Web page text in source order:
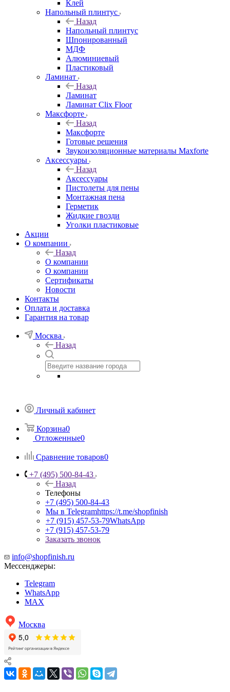
Клей
Напольный плинтус
Назад
Напольный плинтус
Шпонированный
МДФ
Алюминиевый
Пластиковый
Ламинат
Назад
Ламинат
Ламинат Clix Floor
Максфорте
Назад
Максфорте
Готовые решения
Звукоизоляционные материалы Maxforte
Аксессуары
Назад
Аксессуары
Пистолеты для пены
Монтажная пена
Герметик
Жидкие гвозди
Уголки пластиковые
Акции
О компании
Назад
О компании
О компании
Сертификаты
Новости
Контакты
Оплата и доставка
Гарантия на товар
Москва
Назад
Личный кабинет
Корзина0
Отложенные0
Сравнение товаров0
+7 (495) 500-84-43
Назад
Телефоны
+7 (495) 500-84-43
Мы в Telegramhttps://t.me/shopfinish
+7 (915) 457-53-79WhatsApp
+7 (915) 457-53-79
Заказать звонок
info@shopfinish.ru
Мессенджеры:
Telegram
WhatsApp
MAX
Москва